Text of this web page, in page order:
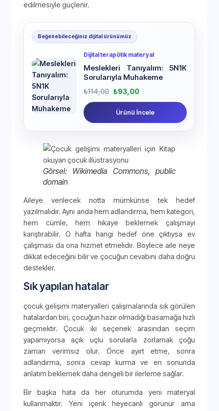
edilmesiyle güçlenir.
Beğenebileceğiniz dijital ürünümüz
Dijital terapötik materyal
Meslekleri Tanıyalım: 5N1K
Sorularıyla Muhakeme
₺114,00 ₺93,00
Ürünü İncele
Görsel: Wikimedia Commons, public
domain
Aileye verilecek notta mümkünse tek hedef
yazılmalıdır. Aynı anda hem adlandırma, hem kategori,
hem cümle, hem hikaye beklemek çalışmayı
karıştırabilir. O hafta hangi hedef öne çıktıysa ev
çalışması da ona hizmet etmelidir. Böylece aile neye
dikkat edeceğini bilir ve çocuğun cevabını daha doğru
destekler.
Sık yapılan hatalar
çocuk gelişimi materyalleri çalışmalarında sık görülen
hatalardan biri, çocuğun hazır olmadığı basamağa hızlı
geçmektir. Çocuk iki seçenek arasından seçim
yapamıyorsa açık uçlu sorularla zorlamak çoğu
zaman verimsiz olur. Önce ayırt etme, sonra
adlandırma, sonra cevap kurma ve en sonunda
anlatım beklemek daha dengeli bir ilerleme sağlar.
Bir başka hata da her oturumda yeni materyal
kullanmaktır. Yeni içerik heyecanlı görünür ama